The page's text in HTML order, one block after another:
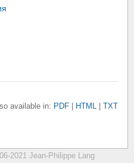
available in: PDF HTML TXT
2021 Jean-Philippe Lang